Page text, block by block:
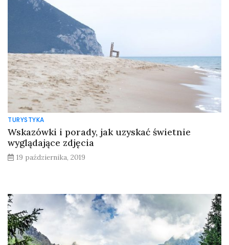
TURYSTYKA
Wskazówki i porady, jak uzyskać świetnie
wyglądające zdjęcia
19 października, 2019